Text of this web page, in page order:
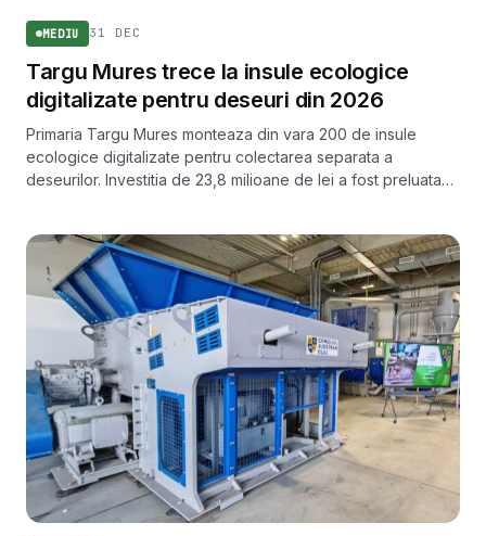
MEDIU 31 DEC
Targu Mures trece la insule ecologice
digitalizate pentru deseuri din 2026
Primaria Targu Mures monteaza din vara 200 de insule
ecologice digitalizate pentru colectarea separata a
deseurilor. Investitia de 23,8 milioane de lei a fost preluata